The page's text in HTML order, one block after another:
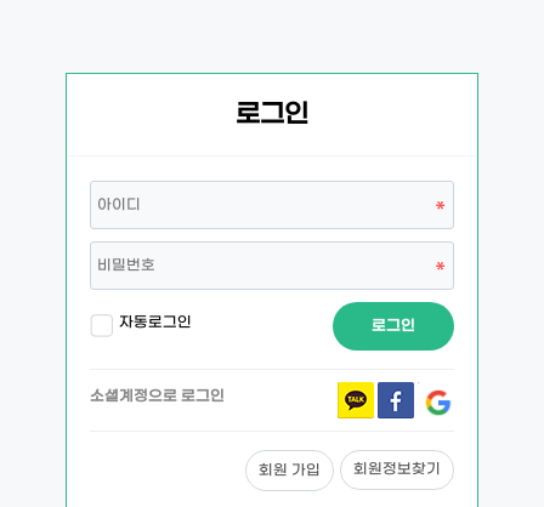
로그인
자동로그인 로그인
소셜계정으로 로그인
회원 가입 회원정보찾기